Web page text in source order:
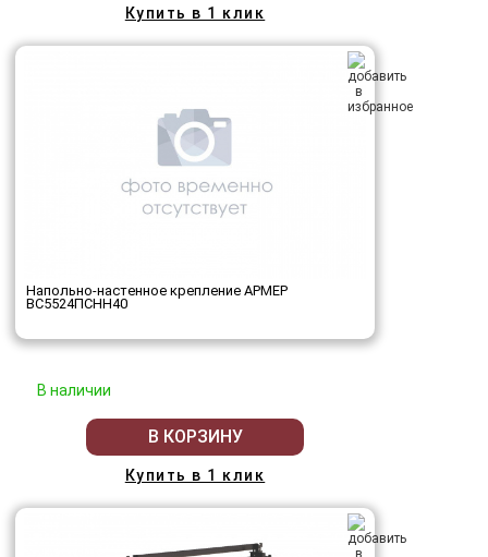
Купить в 1 клик
Напольно-настенное крепление АРМЕР
ВС5524ПСНН40
В наличии
В КОРЗИНУ
Купить в 1 клик